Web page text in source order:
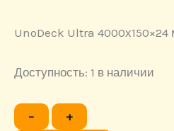
UnoDeck Ultra
Доступность: 1 в наличии
−
Количество
товара
+